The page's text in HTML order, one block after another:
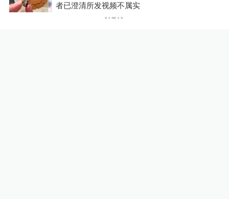
者已澄清所发视频不属实